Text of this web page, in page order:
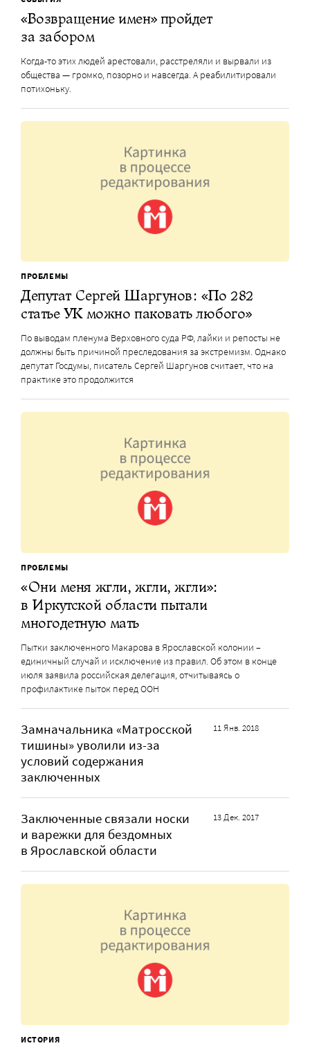
«Возвращение имен» пройдет
за забором
Когда-то этих людей арестовали, расстреляли и вырвали из
общества — громко, позорно и навсегда. А реабилитировали
потихоньку.
ПРОБЛЕМЫ
Депутат Сергей Шаргунов: «По 282
статье УК можно паковать любого»
По выводам пленума Верховного суда РФ, лайки и репосты не
должны быть причиной преследования за экстремизм. Однако
депутат Госдумы, писатель Сергей Шаргунов считает, что на
практике это продолжится
ПРОБЛЕМЫ
«Они меня жгли, жгли, жгли»:
в Иркутской области пытали
многодетную мать
Пытки заключенного Макарова в Ярославской колонии –
единичный случай и исключение из правил. Об этом в конце
июля заявила российская делегация, отчитываясь о
профилактике пыток перед ООН
Замначальника «Матросской
тишины» уволили из-за
условий содержания
заключенных
11 Янв. 2018
Заключенные связали носки
и варежки для бездомных
в Ярославской области
13 Дек. 2017
ИСТОРИЯ